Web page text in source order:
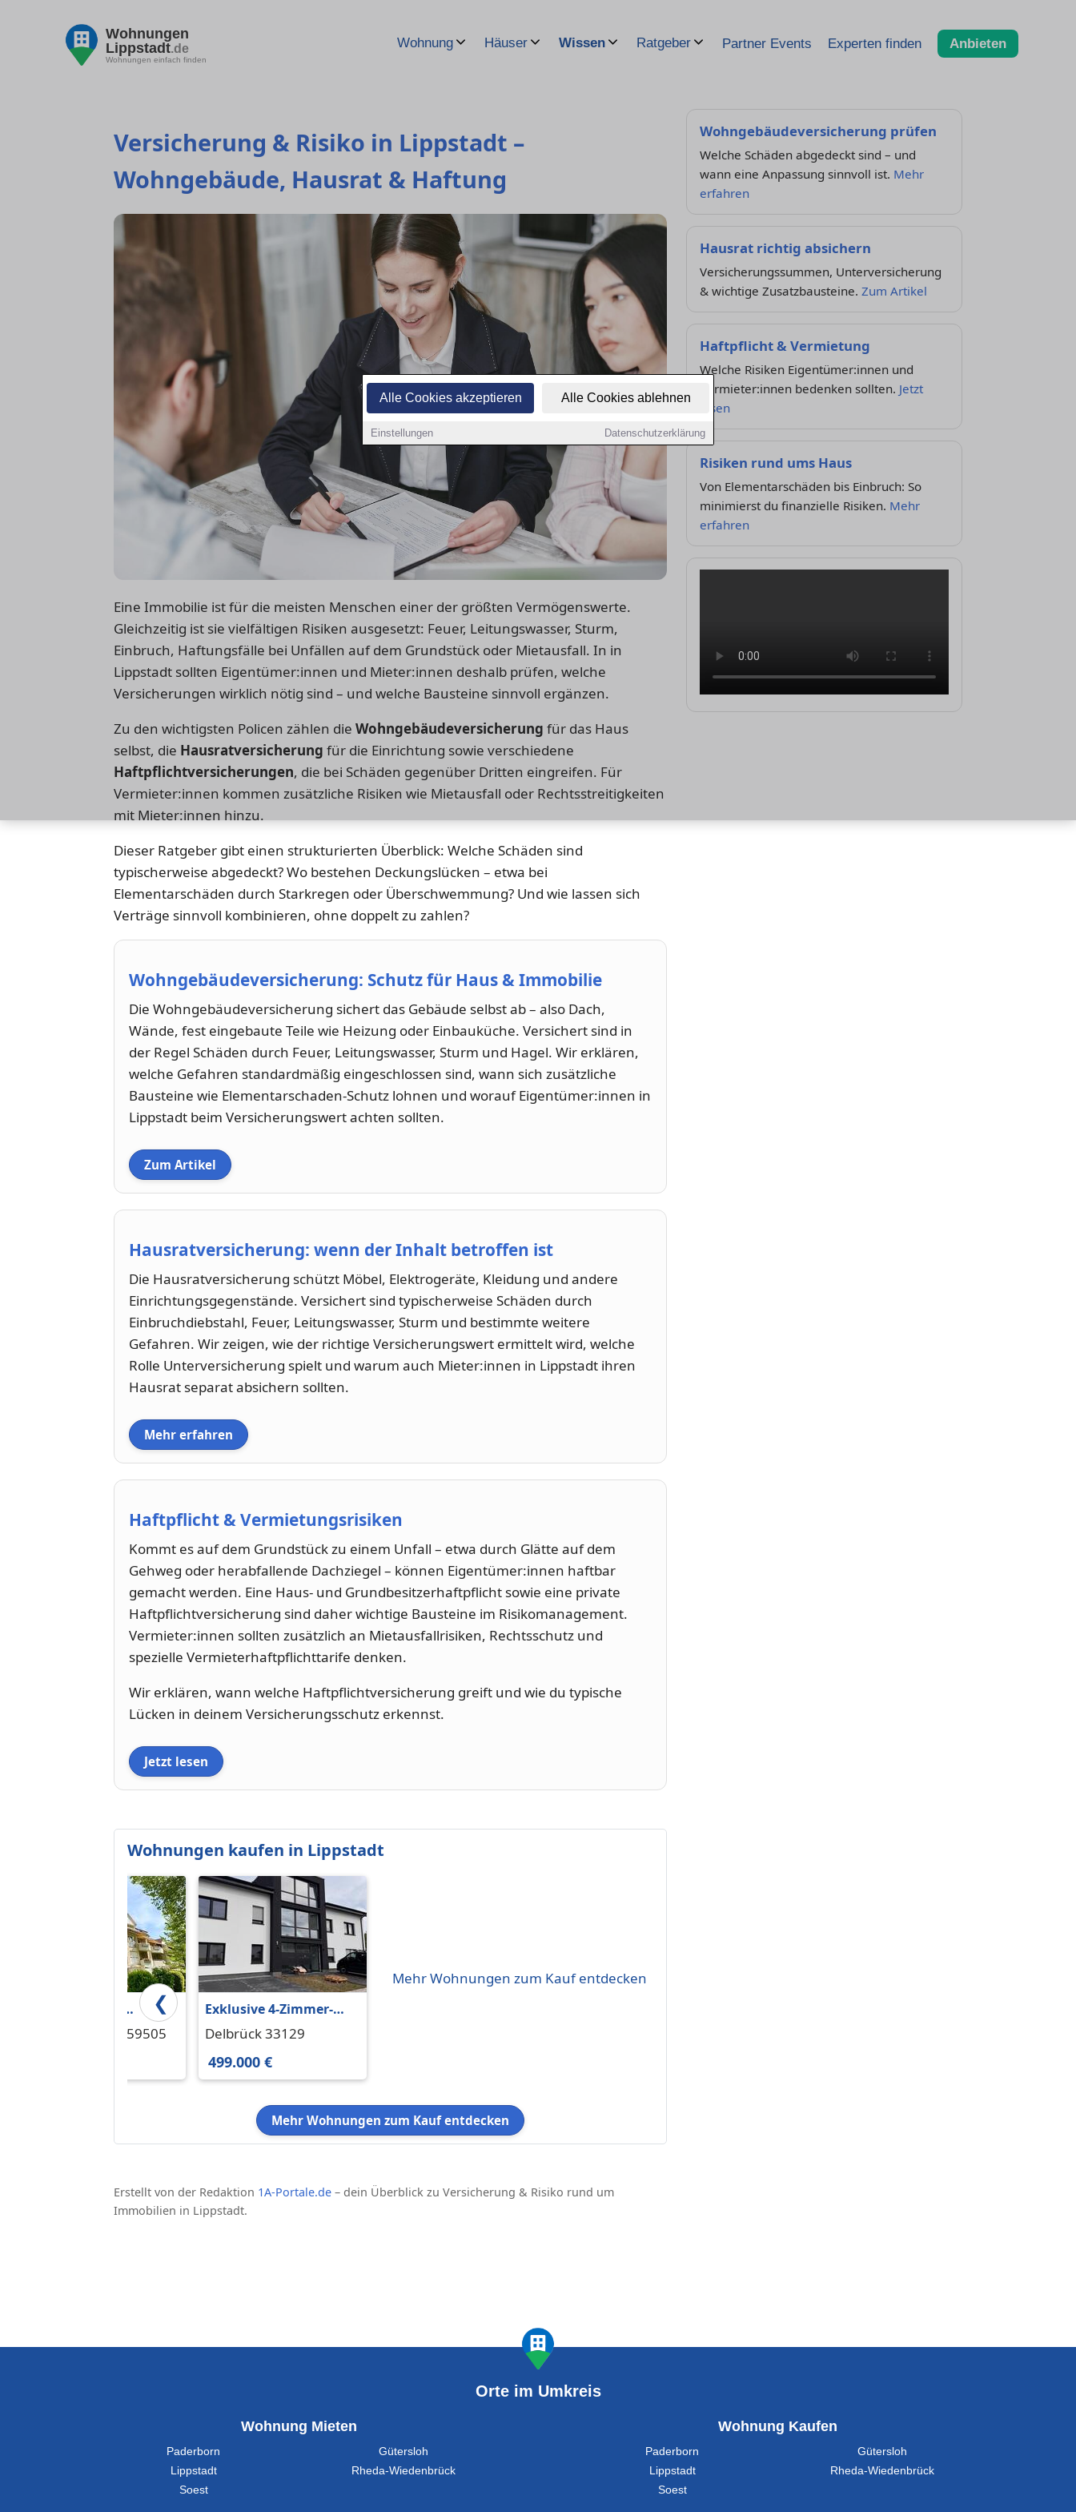
Alle Cookies akzeptieren Alle Cookies ablehnen
Einstellungen Datenschutzerklärung
Wohnungen
Lippstadt.de
Wohnungen einfach finden
Wohnung Häuser Wissen Ratgeber Partner Events Experten finden Anbieten
Versicherung & Risiko in Lippstadt –
Wohngebäude, Hausrat & Haftung
Eine Immobilie ist für die meisten Menschen einer der größten Vermögenswerte.
Gleichzeitig ist sie vielfältigen Risiken ausgesetzt: Feuer, Leitungswasser, Sturm,
Einbruch, Haftungsfälle bei Unfällen auf dem Grundstück oder Mietausfall. In in
Lippstadt sollten Eigentümer:innen und Mieter:innen deshalb prüfen, welche
Versicherungen wirklich nötig sind – und welche Bausteine sinnvoll ergänzen.
Zu den wichtigsten Policen zählen die Wohngebäudeversicherung für das Haus
selbst, die Hausratversicherung für die Einrichtung sowie verschiedene
Haftpflichtversicherungen, die bei Schäden gegenüber Dritten eingreifen. Für
Vermieter:innen kommen zusätzliche Risiken wie Mietausfall oder Rechtsstreitigkeiten
mit Mieter:innen hinzu.
Dieser Ratgeber gibt einen strukturierten Überblick: Welche Schäden sind
typischerweise abgedeckt? Wo bestehen Deckungslücken – etwa bei
Elementarschäden durch Starkregen oder Überschwemmung? Und wie lassen sich
Verträge sinnvoll kombinieren, ohne doppelt zu zahlen?
Wohngebäudeversicherung: Schutz für Haus & Immobilie
Die Wohngebäudeversicherung sichert das Gebäude selbst ab – also Dach,
Wände, fest eingebaute Teile wie Heizung oder Einbauküche. Versichert sind in
der Regel Schäden durch Feuer, Leitungswasser, Sturm und Hagel. Wir erklären,
welche Gefahren standardmäßig eingeschlossen sind, wann sich zusätzliche
Bausteine wie Elementarschaden-Schutz lohnen und worauf Eigentümer:innen in
Lippstadt beim Versicherungswert achten sollten.
Zum Artikel
Hausratversicherung: wenn der Inhalt betroffen ist
Die Hausratversicherung schützt Möbel, Elektrogeräte, Kleidung und andere
Einrichtungsgegenstände. Versichert sind typischerweise Schäden durch
Einbruchdiebstahl, Feuer, Leitungswasser, Sturm und bestimmte weitere
Gefahren. Wir zeigen, wie der richtige Versicherungswert ermittelt wird, welche
Rolle Unterversicherung spielt und warum auch Mieter:innen in Lippstadt ihren
Hausrat separat absichern sollten.
Mehr erfahren
Haftpflicht & Vermietungsrisiken
Kommt es auf dem Grundstück zu einem Unfall – etwa durch Glätte auf dem
Gehweg oder herabfallende Dachziegel – können Eigentümer:innen haftbar
gemacht werden. Eine Haus- und Grundbesitzerhaftpflicht sowie eine private
Haftpflichtversicherung sind daher wichtige Bausteine im Risikomanagement.
Vermieter:innen sollten zusätzlich an Mietausfallrisiken, Rechtsschutz und
spezielle Vermieterhaftpflichttarife denken.
Wir erklären, wann welche Haftpflichtversicherung greift und wie du typische
Lücken in deinem Versicherungsschutz erkennst.
Jetzt lesen
Wohnungen kaufen in Lippstadt
❮
Sassendorf, großzügige
Bad Sassendorf 59505
Exklusive 4-Zimmer-
Neubauwohnung (KfW
Delbrück 33129
499.000 €
Mehr Wohnungen zum Kauf entdecken
Mehr Wohnungen zum Kauf entdecken
Erstellt von der Redaktion 1A-Portale.de – dein Überblick zu Versicherung & Risiko rund um
Immobilien in Lippstadt.
Wohngebäudeversicherung prüfen
Welche Schäden abgedeckt sind – und
wann eine Anpassung sinnvoll ist. Mehr
erfahren
Hausrat richtig absichern
Versicherungssummen, Unterversicherung
& wichtige Zusatzbausteine. Zum Artikel
Haftpflicht & Vermietung
Welche Risiken Eigentümer:innen und
Vermieter:innen bedenken sollten. Jetzt
lesen
Risiken rund ums Haus
Von Elementarschäden bis Einbruch: So
minimierst du finanzielle Risiken. Mehr
erfahren
Orte im Umkreis
Wohnung Mieten
Paderborn
Gütersloh
Lippstadt
Rheda-Wiedenbrück
Soest
Wohnung Kaufen
Paderborn
Gütersloh
Lippstadt
Rheda-Wiedenbrück
Soest